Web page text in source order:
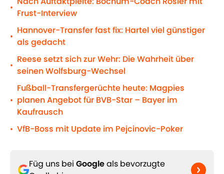
• Frust-Interview
•
Hannover-Transfer fast fix: Hartel viel günstiger
als gedacht
•
Reese setzt sich zur Wehr: Die Wahrheit über
seinen Wolfsburg-Wechsel
•
Fußball-Transfergerüchte heute: Magpies
planen Angebot für BVB-Star – Bayer im
Kaufrausch
• VfB-Boss mit Update im Pejcinovic-Poker
Füg uns bei Googleals bevorzugte